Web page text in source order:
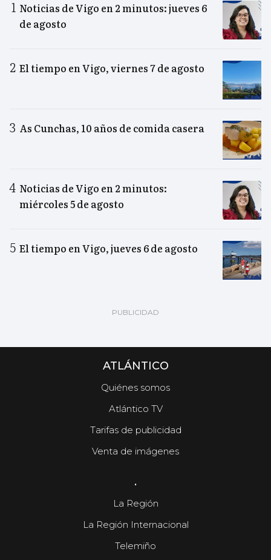
Noticias de Vigo en 2 minutos: jueves 6
de agosto
El tiempo en Vigo, viernes 7 de agosto
As Cunchas, 10 años de comida casera
Noticias de Vigo en 2 minutos:
miércoles 5 de agosto
El tiempo en Vigo, jueves 6 de agosto
ATLÁNTICO
Quiénes somos
Atlántico TV
Tarifas de publicidad
Venta de imágenes
.
La Región
La Región Internacional
Telemiño